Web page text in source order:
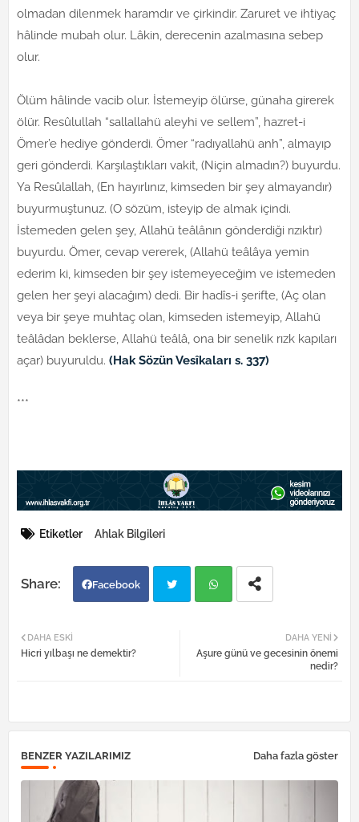
olmadan dilenmek haramdır ve çirkindir. Zaruret ve ihtiyaç
hâlinde mubah olur. Lâkin, derecenin azalmasına sebep
olur.
Ölüm hâlinde vacib olur. İstemeyip ölürse, günaha girerek
ölür. Resûlullah “sallallahü aleyhi ve sellem”, hazret-i
Ömer’e hediye gönderdi. Ömer “radıyallahü anh”, almayıp
geri gönderdi. Karşılaştıkları vakit, (Niçin almadın?) buyurdu.
Ya Resûlallah, (En hayırlınız, kimseden bir şey almayandır)
buyurmuştunuz. (O sözüm, isteyip de almak içindi.
İstemeden gelen şey, Allahü teâlânın gönderdiği rızıktır)
buyurdu. Ömer, cevap vererek, (Allahü teâlâya yemin
ederim ki, kimseden bir şey istemeyeceğim ve istemeden
gelen her şeyi alacağım) dedi. Bir hadîs-i şerifte, (Aç olan
veya bir şeye muhtaç olan, kimseden istemeyip, Allahü
teâlâdan beklerse, Allahü teâlâ, ona bir senelik rızk kapıları
açar) buyuruldu. (Hak Sözün Vesîkaları s. 337)
***
Etiketler Ahlak Bilgileri
Facebook
atsa
DAHA YENI
Aşure günü ve gecesinin önemi
nedir?
DAHA ESKI
Hicri yılbaşı ne demektir?
BENZER YAZILARIMIZ Daha fazla göster